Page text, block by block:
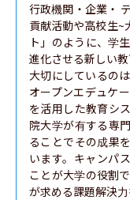
行政機関・企業・
貢献活動や高校生~
ト」のように、学
進化させる新しい教
大切にしているの
オープンエデュケ
を活用した教育シ
院大学が有する専
ることでその成果
います。キャンパ
ことが大学の役割
が求める課題解決力